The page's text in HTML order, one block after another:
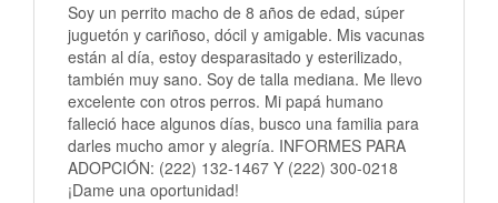
Soy un perrito macho de 8 años de edad, súper
juguetón y cariñoso, dócil y amigable. Mis vacunas
están al día, estoy desparasitado y esterilizado,
también muy sano. Soy de talla mediana. Me llevo
excelente con otros perros. Mi papá humano
falleció hace algunos días, busco una familia para
darles mucho amor y alegría. INFORMES PARA
ADOPCIÓN: (222) 132-1467 Y (222) 300-0218
¡Dame una oportunidad!